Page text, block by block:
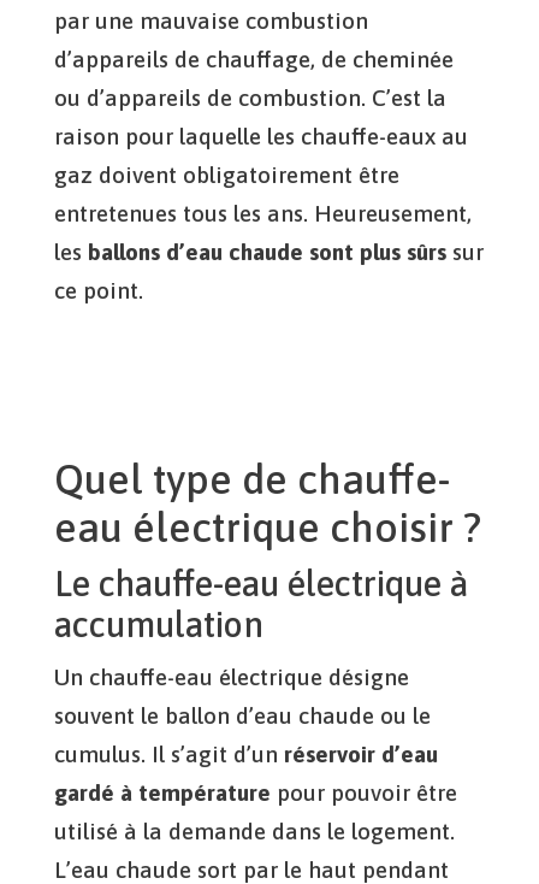
par une mauvaise combustion
d’appareils de chauffage, de cheminée
ou d’appareils de combustion. C’est la
raison pour laquelle les chauffe-eaux au
gaz doivent obligatoirement être
entretenues tous les ans. Heureusement,
les ballons d’eau chaude sont plus sûrssur
ce point.
Quel type de chauffe-
eau électrique choisir ?
Le chauffe-eau électrique à
accumulation
Un chauffe-eau électrique désigne
souvent le ballon d’eau chaude ou le
cumulus. Il s’agit d’un réservoir d’eau
gardé à température pour pouvoir être
utilisé à la demande dans le logement.
L’eau chaude sort par le haut pendant